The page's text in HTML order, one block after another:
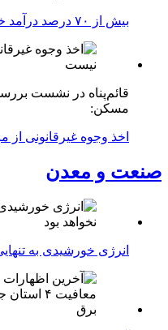
بیش از ۷۰ درصد درآمد خانوار صرف اجاره خانه می‌شود
قائم‌پناه در نشست
مسکن:
اخذ وجوه غیرقانونی
صنعت و معدن
انرژی خورشیدی به